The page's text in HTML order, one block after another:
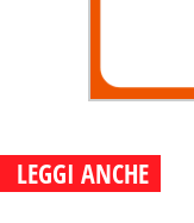
LEGGI ANCHE